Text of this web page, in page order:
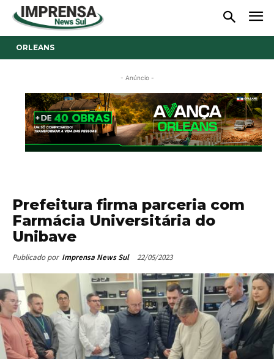
ORLEANS
- Anúncio -
Prefeitura firma parceria com
Farmácia Universitária do
Unibave
Publicado por Imprensa News Sul 22/05/2023